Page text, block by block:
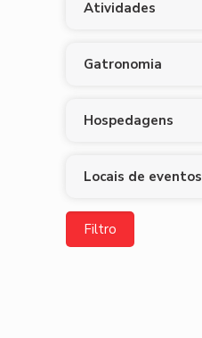
Atividades
Gatronomia
Hospedagens
Locais de eventos